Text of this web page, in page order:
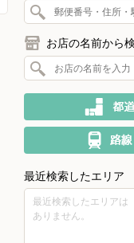
お店の名前から
最近検索したエリア
最近検索したエリアは
ありません。